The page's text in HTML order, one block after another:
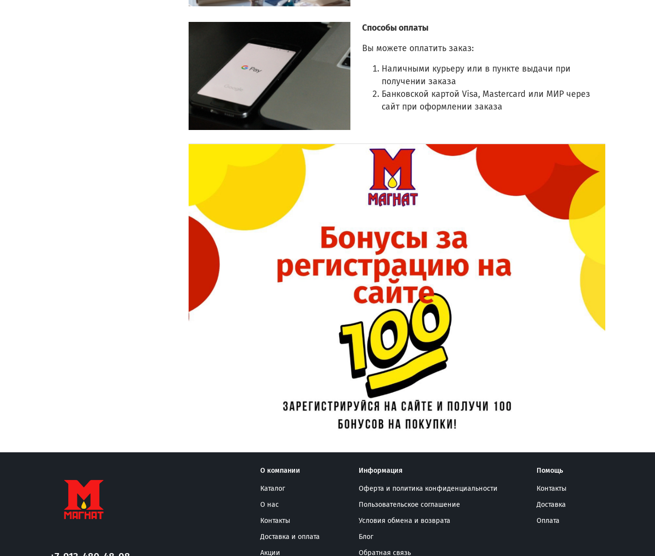
Способы оплаты
Вы можете оплатить заказ:
Наличными курьеру или в пункте выдачи при
получении заказа
Банковской картой Visa, Mastercard или МИР через
сайт при оформлении заказа
О компании
Каталог
О нас
Контакты
Доставка и оплата
Акции
Информация
Оферта и политика конфиденциальности
Пользовательское соглашение
Условия обмена и возврата
Блог
Обратная связь
Помощь
Контакты
Доставка
Оплата